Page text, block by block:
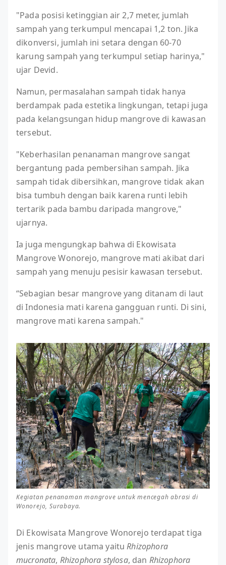
"Pada posisi ketinggian air 2,7 meter, jumlah
sampah yang terkumpul mencapai 1,2 ton. Jika
dikonversi, jumlah ini setara dengan 60-70
karung sampah yang terkumpul setiap harinya,"
ujar Devid.
Namun, permasalahan sampah tidak hanya
berdampak pada estetika lingkungan, tetapi juga
pada kelangsungan hidup mangrove di kawasan
tersebut.
"Keberhasilan penanaman mangrove sangat
bergantung pada pembersihan sampah. Jika
sampah tidak dibersihkan, mangrove tidak akan
bisa tumbuh dengan baik karena runti lebih
tertarik pada bambu daripada mangrove,"
ujarnya.
Ia juga mengungkap bahwa di Ekowisata
Mangrove Wonorejo, mangrove mati akibat dari
sampah yang menuju pesisir kawasan tersebut.
“Sebagian besar mangrove yang ditanam di laut
di Indonesia mati karena gangguan runti. Di sini,
mangrove mati karena sampah."
Kegiatan penanaman mangrove untuk mencegah abrasi di
Wonorejo, Surabaya.
Di Ekowisata Mangrove Wonorejo terdapat tiga
jenis mangrove utama yaituRhizophora
mucronata, Rhizophora stylosa, dan Rhizophora